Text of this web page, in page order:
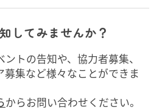
してみませんか？
トの告知や、協力者募集、
募集など様々なことができま
からお問い合わせください。